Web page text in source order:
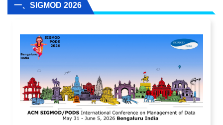
一、SIGMOD 2026